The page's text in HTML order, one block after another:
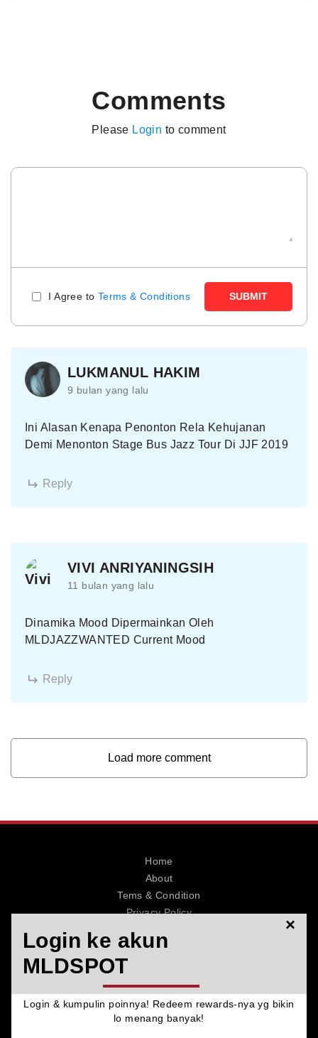
Comments
Please Login to comment
I Agree to Terms & Conditions SUBMIT
LUKMANUL HAKIM
9 bulan yang lalu
Ini Alasan Kenapa Penonton Rela Kehujanan
Demi Menonton Stage Bus Jazz Tour Di JJF 2019
Reply
VIVI ANRIYANINGSIH
11 bulan yang lalu
Dinamika Mood Dipermainkan Oleh
MLDJAZZWANTED Current Mood
Reply
Load more comment
© 2026 MLDSPOT. All Rights Reserved.
Home
About
Tems & Condition
Privacy Policy
Login ke akun
MLDSPOT
×
Login & kumpulin poinnya! Redeem rewards-nya yg bikin
lo menang banyak!